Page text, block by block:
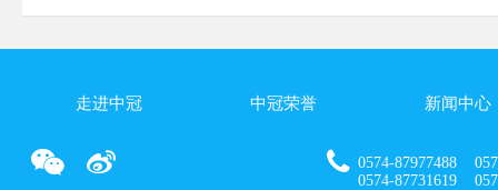
走进中冠 中冠荣誉 新闻中心
0574-87977488
0574-87731619